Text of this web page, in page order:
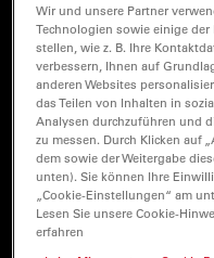
Wir und unsere Partner
Technologien sowie einige
stellen, wie z. B. Ihre
verbessern, Ihnen auf
anderen Websites
das Teilen von Inhalten in
Analysen durchzuführen und
zu messen. Durch Klicken auf
dem sowie der Weitergabe
unten). Sie können Ihre
„Cookie-Einstellungen“ am
Lesen Sie unsere Cookie-
erfahren